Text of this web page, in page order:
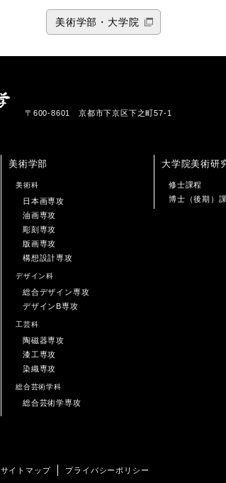
美術学部・大学院
〒600-8601 京都市下京区下之町57-1
美術学部
美術科
日本画専攻
油画専攻
彫刻専攻
版画専攻
構想設計専攻
デザイン科
総合デザイン専攻
デザインB専攻
工芸科
陶磁器専攻
漆工専攻
染織専攻
総合芸術学科
総合芸術学専攻
大学院美術研
修士課程
博士（後期）
サイトマップ
プライバシーポリシー